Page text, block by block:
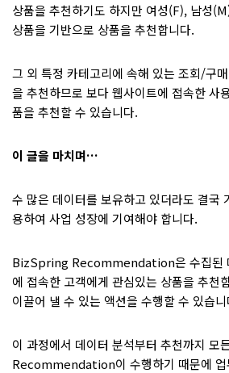
상품을 추천하기도 하지만 여성(F), 남성
상품을 기반으로 상품을 추천합니다.
그 외 특정 카테고리에 속해 있는 조회/구
을 추천하므로 보다 웹사이트에 접속한 사
품을 추천할 수 있습니다.
이 글을 마치며…
수 많은 데이터를 보유하고 있더라도 결국
용하여 사업 성장에 기여해야 합니다.
BizSpring Recommendation은 수집된
에 접속한 고객에게 관심있는 상품을 추천
이끌어 낼 수 있는 액션을 수행할 수 있습니
이 과정에서 데이터 분석부터 추천까지
Recommendation이 수행하기 때문에 업